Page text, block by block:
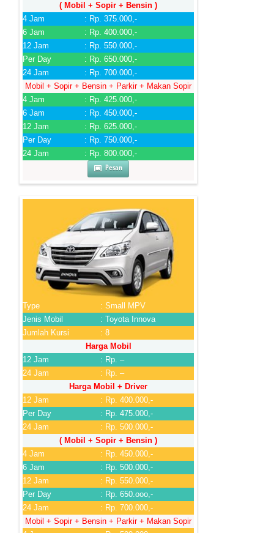
( Mobil + Sopir + Bensin )
4 Jam
: Rp. 375.000,-
6 Jam
: Rp. 400.000,-
12 Jam
: Rp. 550.000,-
Per Day
: Rp. 650.000,-
24 Jam
: Rp. 700.000,-
Mobil + Sopir + Bensin + Parkir + Makan Sopir
4 Jam
: Rp. 425.000,-
6 Jam
: Rp. 450.000,-
12 Jam
: Rp. 625.000,-
Per Day
: Rp. 750.000,-
24 Jam
: Rp. 800.000,-
Pesan
Type
: Small MPV
Jenis Mobil
: Toyota Innova
Jumlah Kursi
: 8
Harga Mobil
12 Jam
: Rp. –
24 Jam
: Rp. –
Harga Mobil + Driver
12 Jam
: Rp. 400.000,-
Per Day
: Rp. 475.000,-
24 Jam
: Rp. 500.000,-
( Mobil + Sopir + Bensin )
4 Jam
: Rp. 450.000,-
6 Jam
: Rp. 500.000,-
12 Jam
: Rp. 550.000,-
Per Day
: Rp. 650.ooo,-
24 Jam
: Rp. 700.000,-
Mobil + Sopir + Bensin + Parkir + Makan Sopir